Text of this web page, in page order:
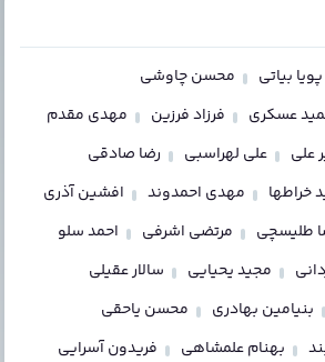
پویا بیاتی
محسن چاوشی
عسکری فرزاد فرزین
مهدی مقدم
علی علی لهراسبی
رضا صادقی
خراطها مهدی احمدوند
افشین آذری
طلیسچی مرتضی اشرفی
احمد سلو
مجید یحیایی
سالار عقیلی
بنیامین بهادری
محسن یاحقی
بهنام علمشاهی فریدون آسرایی